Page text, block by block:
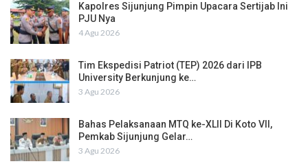
Kapolres Sijunjung Pimpin Upacara Sertijab Ini
PJU Nya
4 Agu 2026
Tim Ekspedisi Patriot (TEP) 2026 dari IPB
University Berkunjung ke…
3 Agu 2026
Bahas Pelaksanaan MTQ ke-XLII Di Koto VII,
Pemkab Sijunjung Gelar…
3 Agu 2026